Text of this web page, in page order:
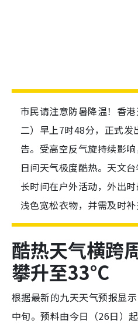
市民请注意防暑降温！香
二）早上7时48分，正式发
告。受高空反气旋持续影响
日间天气极度酷热。天文
长时间在户外活动，外出
浅色宽松衣物，并需及时补
酷热天气横跨
攀升至33°C
根据最新的九天天气预报显
中旬。预料由今日（26日）